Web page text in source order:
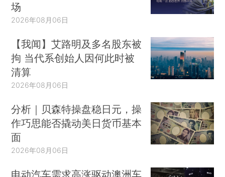
场
2026年08月06日
【我闻】艾路明及多名股东被
拘 当代系创始人因何此时被
清算
2026年08月06日
分析｜贝森特操盘稳日元，操
作巧思能否撬动美日货币基本
面
2026年08月06日
电动汽车需求高涨驱动澳洲车